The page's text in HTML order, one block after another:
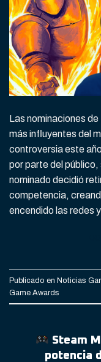
Las nominaciones
más influyentes del
controversia este
por parte del
nominado decidió
competencia,
encendido las redes
Publicado en Noticias
Game Awards
Steam
potencia